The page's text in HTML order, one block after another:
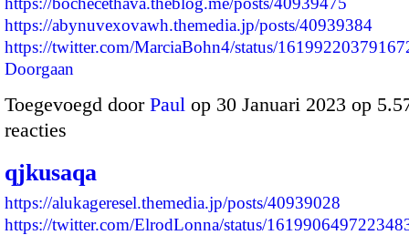
https://abynuvexovawh.themedia.jp/posts/40939384
https://twitter.com/MarciaBohn4/status/
Doorgaan
Toegevoegd door Paul op 30 Januari 2023 op
reacties
qjkusaqa
https://alukageresel.themedia.jp/posts/40939028
https://twitter.com/ElrodLonna/status/